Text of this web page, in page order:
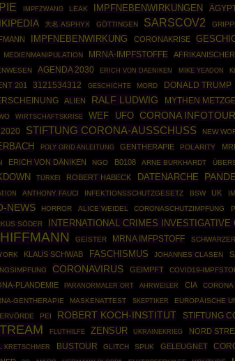
IMPFZWANG LEAK IMPFNEBENWIRKUNGEN
大名 ASPHYX GÖTTINGEN SARSCOV2
IMPFNEBENWIRKUNG CORONAKRISE
MEDIENMANIPULATION MRNA-IMPFSTOFFE
AGENDA 2030 ERICH VON DAENIKEN MIKE YEADON
201 3121534312 GESCHICHTE MORD DONALD TRUMP
ALIEN RALF LUDWIG MYTHEN
WIRTSCHAFTSKRISE WEF UFO CORONA INFOTOUR
STIFTUNG CORONA-AUSSCHUSS NEW
POLY GRID ANLEITUNG GENTHERAPIE POLARITY
ERICH VON DÄNIKEN NGO B0108 ARNE BURKHARDT
TÜRKEI ROBERT HABECK DATENARCHE
ANTHONY FAUCI INFEKTIONSSCHUTZGESETZ BSW UK
NEWS HORROR ALICE WEIDEL CORONASCHUTZIMPFUNG
SÖDER INTERNATIONAL CRIMES INVESTIGATIVE
GEISTER MRNA IMFPSTOFF
KLAUS SCHWAB FASCHISMUS JOHANNES CLASEN
CORONAVIRUS GEIMPFT COVID19-
PLANDEMIE PARANORMALER ORT AHRWEILER CIA
GENTHERAPIE MASKENATTEST SKEPTIKER EUROPÄISCHE
PEI ROBERT KOCH-INSTITUT STIFTUNG
FLUTHILFE ZENSUR UKRAINEKRIEG NORD
KRETSCHMER BUSTOUR GLITCH SPUK GELEUGNET